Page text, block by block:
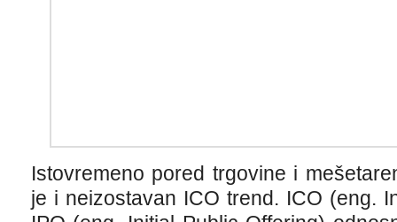
Istovremeno pored trgovine i
je i neizostavan ICO trend. ICO (eng.